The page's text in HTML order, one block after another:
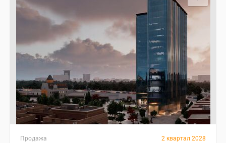
Продажа 2 квартал 2028